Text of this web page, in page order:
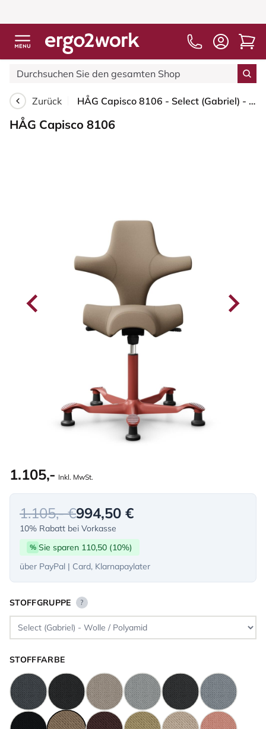
Zurück HÅG Capisco 8106 - Select (Gabriel) - Wolle / Polyamid - SC61184 - Light brown - Blush Rose - 265 mm (Sitzhöhe 53-79cm) - Bodengleiter
HÅG Capisco 8106
1.105,- Inkl. MwSt.
1.105,- €994,50 €
10% Rabatt bei Vorkasse
% Sie sparen 110,50 (10%)
über PayPal | Card, Klarnapaylater
STOFFGRUPPE ?
STOFFFARBE